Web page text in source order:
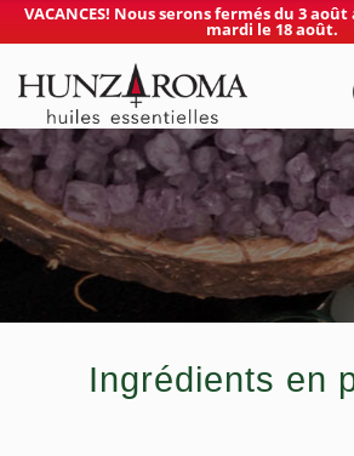
VACANCES! Nous serons fermés du 3
mardi le 18 août.
Ingrédients en